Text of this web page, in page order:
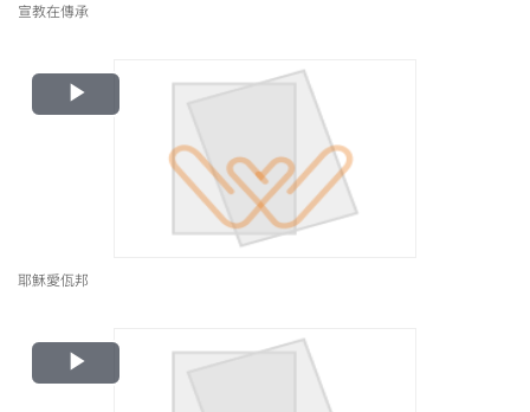
宣教在傳承
Play
Video
耶穌愛佤邦
Play
Video